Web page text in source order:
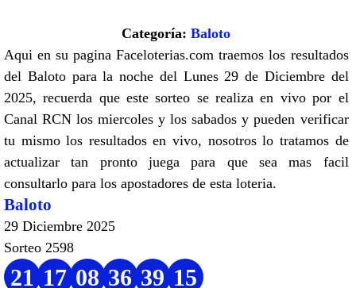
Categoría:Baloto
Aqui en su pagina Faceloterias.com traemos los resultados
del Baloto para la noche del Lunes 29 de Diciembre del
2025, recuerda que este sorteo se realiza en vivo por el
Canal RCN los miercoles y los sabados y pueden verificar
tu mismo los resultados en vivo, nosotros lo tratamos de
actualizar tan pronto juega para que sea mas facil
consultarlo para los apostadores de esta loteria.
Baloto
29 Diciembre 2025
Sorteo 2598
21 17 08 36 39 15